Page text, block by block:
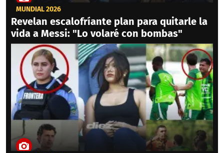
MUNDIAL 2026
Revelan escalofríante plan para quitarle la
vida a Messi: "Lo volaré con bombas"